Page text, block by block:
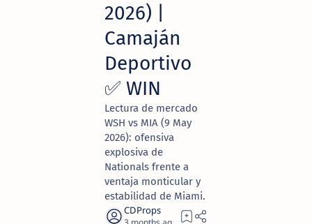
2026) |
Camaján
Deportivo
✅ WIN
Lectura de mercado
WSH vs MIA (9 May
2026): ofensiva
explosiva de
Nationals frente a
ventaja monticular y
estabilidad de Miami.